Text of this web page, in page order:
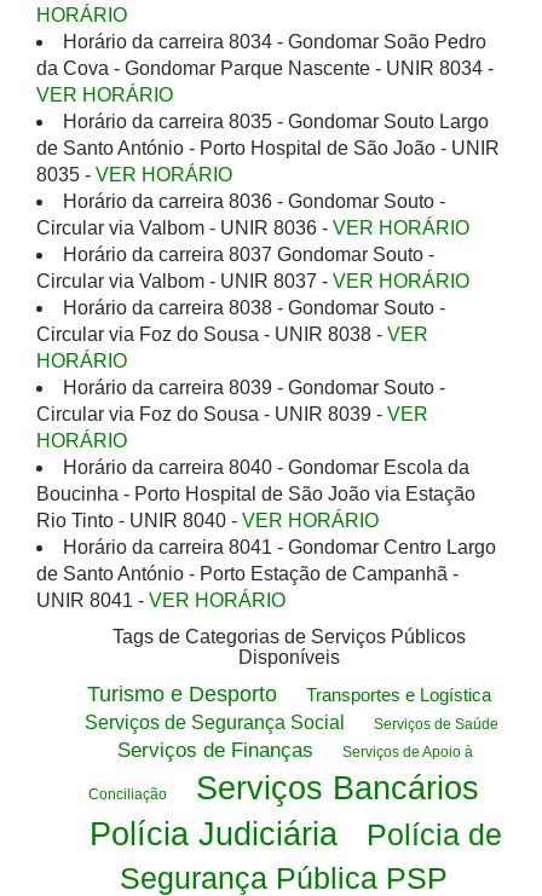
HORÁRIO
Horário da carreira 8034 - Gondomar Soão Pedro
da Cova - Gondomar Parque Nascente - UNIR 8034 -
VER HORÁRIO
Horário da carreira 8035 - Gondomar Souto Largo
de Santo António - Porto Hospital de São João - UNIR
8035 - VER HORÁRIO
Horário da carreira 8036 - Gondomar Souto -
Circular via Valbom - UNIR 8036 - VER HORÁRIO
Horário da carreira 8037 Gondomar Souto -
Circular via Valbom - UNIR 8037 - VER HORÁRIO
Horário da carreira 8038 - Gondomar Souto -
Circular via Foz do Sousa - UNIR 8038 - VER
HORÁRIO
Horário da carreira 8039 - Gondomar Souto -
Circular via Foz do Sousa - UNIR 8039 - VER
HORÁRIO
Horário da carreira 8040 - Gondomar Escola da
Boucinha - Porto Hospital de São João via Estação
Rio Tinto - UNIR 8040 - VER HORÁRIO
Horário da carreira 8041 - Gondomar Centro Largo
de Santo António - Porto Estação de Campanhã -
UNIR 8041 - VER HORÁRIO
Tags de Categorias de Serviços Públicos
Disponíveis
Turismo e Desporto
Transportes e Logística
Serviços de Segurança Social
Serviços de Saúde
Serviços de Finanças Serviços de Apoio à
Conciliação
Serviços Bancários
Polícia Judiciária
Polícia de
Segurança Pública PSP